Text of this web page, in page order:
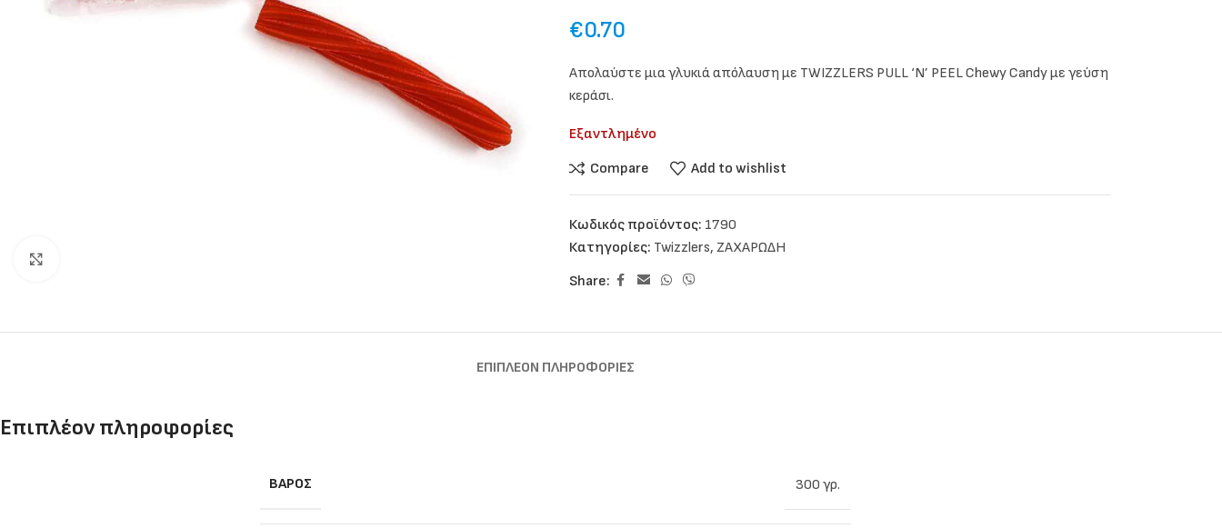
€0.70
Απολαύστε μια γλυκιά απόλαυση με TWIZZLERS PULL ‘N’ PEEL Chewy Candy με γεύση
κεράσι.
Εξαντλημένο
Compare
Add to wishlist
Κωδικός προϊόντος: 1790
Κατηγορίες: Twizzlers, ΖΑΧΑΡΩΔΗ
Share:
ΕΠΙΠΛΈΟΝ ΠΛΗΡΟΦΟΡΊΕΣ
Επιπλέον πληροφορίες
ΒΆΡΟΣ 300 γρ.